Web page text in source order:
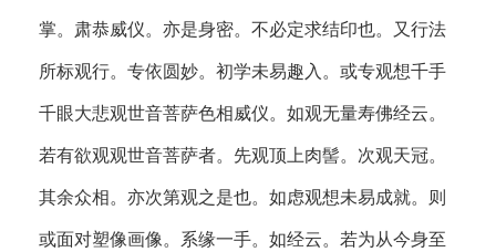
掌。肃恭威仪。亦是身密。不必定求结印也。又行法
所标观行。专依圆妙。初学未易趣入。或专观想千手
千眼大悲观世音菩萨色相威仪。如观无量寿佛经云。
若有欲观观世音菩萨者。先观顶上肉髻。次观天冠。
其余众相。亦次第观之是也。如虑观想未易成就。则
或面对塑像画像。系缘一手。如经云。若为从今身至